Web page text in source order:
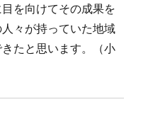
を向けてその成果を
々が持っていた地域
たと思います。（小